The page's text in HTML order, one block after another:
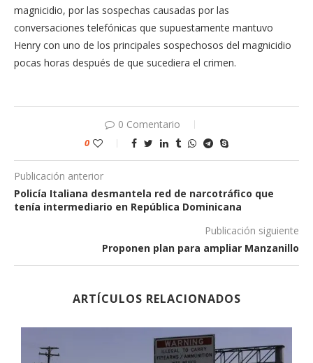
magnicidio, por las sospechas causadas por las
conversaciones telefónicas que supuestamente mantuvo
Henry con uno de los principales sospechosos del magnicidio
pocas horas después de que sucediera el crimen.
0 Comentario
0
Publicación anterior
Policía Italiana desmantela red de narcotráfico que
tenía intermediario en República Dominicana
Publicación siguiente
Proponen plan para ampliar Manzanillo
ARTÍCULOS RELACIONADOS